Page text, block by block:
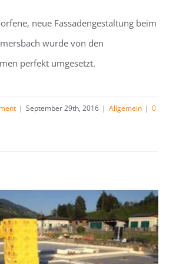
neue Fassadengestaltung beim
wurde von den
perfekt umgesetzt.
| September 29th, 2016 | Allgemein | 0